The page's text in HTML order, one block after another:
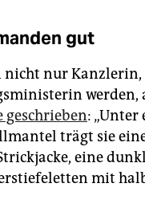
gut
nicht nur
werden,
geschrieben: „Unter
trägt sie
eine
mit